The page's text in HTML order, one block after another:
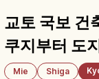
교토 국보 건
쿠지부터 도
Mie Shiga